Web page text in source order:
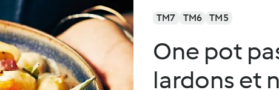
TM7 TM6 TM5
One pot
lardons et